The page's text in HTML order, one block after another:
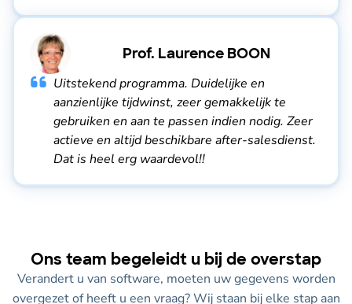
Prof. Laurence BOON
Uitstekend programma. Duidelijke en
aanzienlijke tijdwinst, zeer gemakkelijk te
gebruiken en aan te passen indien nodig. Zeer
actieve en altijd beschikbare after-salesdienst.
Dat is heel erg waardevol!!
Ons team begeleidt u bij de overstap
Verandert u van software, moeten uw gegevens worden
overgezet of heeft u een vraag? Wij staan bij elke stap aan